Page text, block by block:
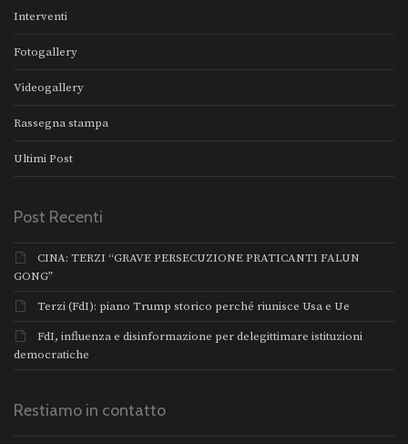
Interventi
Fotogallery
Videogallery
Rassegna stampa
Ultimi Post
Post Recenti
CINA: TERZI “GRAVE PERSECUZIONE PRATICANTI FALUN
GONG”
Terzi (FdI): piano Trump storico perché riunisce Usa e Ue
FdI, influenza e disinformazione per delegittimare istituzioni
democratiche
Restiamo in contatto